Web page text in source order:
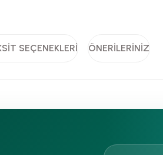
SEÇENEKLERI ÖNERILERINIZ